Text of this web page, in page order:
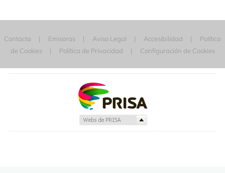
Contacta Emisoras Aviso Legal Accesibilidad
Política
de Cookies
Política de Privacidad Configuración de Cookies